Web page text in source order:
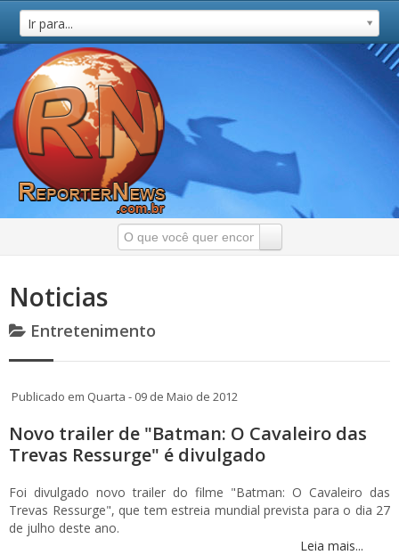
Ir para...
Noticias
Entretenimento
Publicado em Quarta - 09 de Maio de 2012
Novo trailer de "Batman: O Cavaleiro das
Trevas Ressurge" é divulgado
Foi divulgado novo trailer do filme "Batman: O Cavaleiro das
Trevas Ressurge", que tem estreia mundial prevista para o dia 27
de julho deste ano.
Leia mais...